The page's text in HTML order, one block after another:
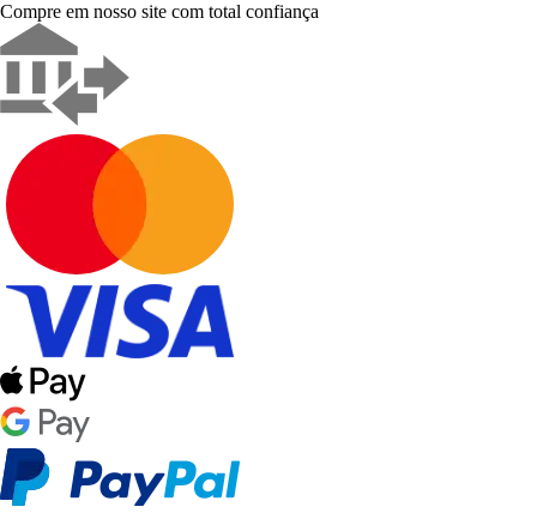
Compre em nosso site com total confiança